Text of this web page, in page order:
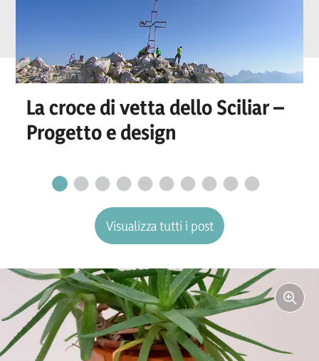
La croce di vetta dello Sciliar –
Progetto e design
Visualizza tutti i post